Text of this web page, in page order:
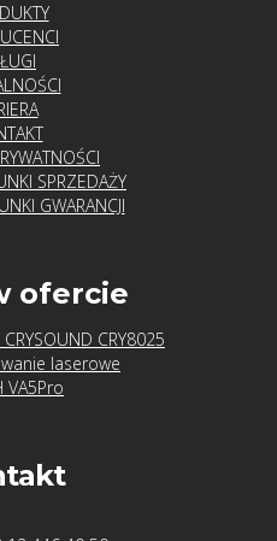
SPRZEDAŻY
GWARANCJI
ofercie
CRY8025
laserowe
VA5Pro